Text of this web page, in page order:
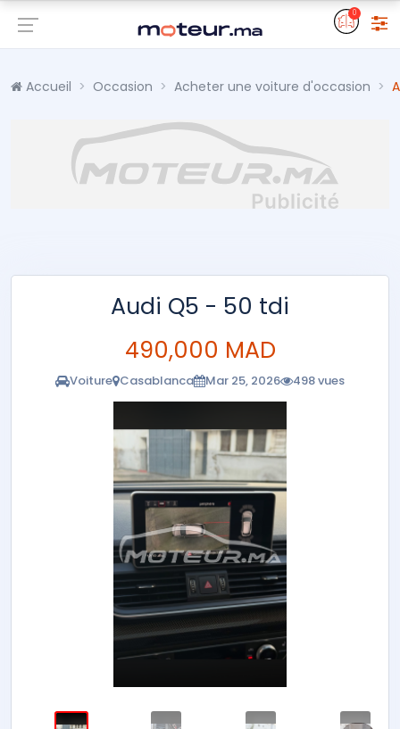
0
Accueil Occasion Acheter une voiture d'occasion
Audi Q5 - 50 tdi
490,000 MAD
Voiture Casablanca Mar 25, 2026 498 vues